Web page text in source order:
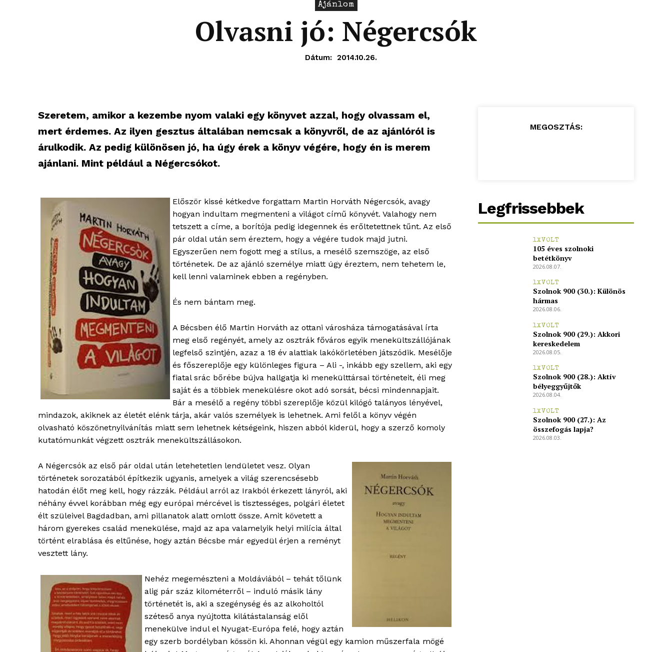
Ajánlom
Olvasni jó: Négercsók
Dátum: 2014.10.26.
Szeretem, amikor a kezembe nyom valaki egy könyvet azzal, hogy olvassam el,
mert érdemes. Az ilyen gesztus általában nemcsak a könyvről, de az ajánlóról is
árulkodik. Az pedig különösen jó, ha úgy érek a könyv végére, hogy én is merem
ajánlani. Mint például a Négercsókot.
Először kissé kétkedve forgattam Martin Horváth Négercsók, avagy
hogyan indultam megmenteni a világot című könyvét. Valahogy nem
tetszett a címe, a borítója pedig idegennek és erőltetettnek tűnt. Az első
pár oldal után sem éreztem, hogy a végére tudok majd jutni.
Egyszerűen nem fogott meg a stílus, a mesélő szemszöge, az első
történetek. De az ajánló személye miatt úgy éreztem, nem tehetem le,
kell lenni valaminek ebben a regényben.
És nem bántam meg.
A Bécsben élő Martin Horváth az ottani városháza támogatásával írta
meg első regényét, amely az osztrák főváros egyik menekültszállójának
legfelső szintjén, azaz a 18 év alattiak lakókörletében játszódik. Mesélője
és főszereplője egy különleges figura – Ali -, inkább egy szellem, aki egy
fiatal srác bőrébe bújva hallgatja ki menekülttársai történeteit, éli meg
saját és a többiek menekülésre okot adó sorsát, bécsi mindennapjait.
Bár a mesélő a regény többi szereplője közül kilógó talányos lényével,
mindazok, akiknek az életét elénk tárja, akár valós személyek is lehetnek. Ami felől a könyv végén
olvasható köszönetnyilvánítás miatt sem lehetnek kétségeink, hiszen abból kiderül, hogy a szerző komoly
kutatómunkát végzett osztrák menekültszállásokon.
A Négercsók az első pár oldal után letehetetlen lendületet vesz. Olyan
történetek sorozatából építkezik ugyanis, amelyek a világ szerencsésebb
hatodán élőt meg kell, hogy rázzák. Például arról az Irakból érkezett lányról, aki
néhány évvel korábban még egy európai mércével is tisztességes, polgári életet
élt szüleivel Bagdadban, ami pillanatok alatt omlott össze. Amit követett a
három gyerekes család menekülése, majd az apa valamelyik helyi milícia által
történt elrablása és eltűnése, hogy aztán Bécsbe már egyedül érjen a reményt
vesztett lány.
Nehéz megemészteni a Moldáviából – tehát tőlünk
alig pár száz kilométerről – induló másik lány
történetét is, aki a szegénység és az alkoholtól
széteső anya nyújtotta kilátástalanság elől
menekülve indul el Nyugat-Európa felé, hogy aztán
egy szerb bordélyban kössön ki. Ahonnan végül egy kamion műszerfala mögé
MEGOSZTÁS:
Legfrissebbek
1XVOLT
105 éves szolnoki
betétkönyv
2026.08.07.
1XVOLT
Szolnok 900 (30.): Különös
hármas
2026.08.06.
1XVOLT
Szolnok 900 (29.): Akkori
kereskedelem
2026.08.05.
1XVOLT
Szolnok 900 (28.): Aktív
bélyeggyűjtők
2026.08.04.
1XVOLT
Szolnok 900 (27.): Az
összefogás lapja?
2026.08.03.